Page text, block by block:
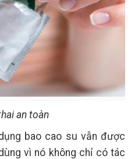
an toàn
bao cao su vẫn được
vì nó không chỉ có tác